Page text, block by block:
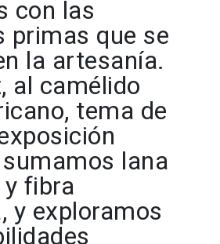
con las
primas que se
la artesanía.
al camélido
tema de
lana
fibra
y exploramos